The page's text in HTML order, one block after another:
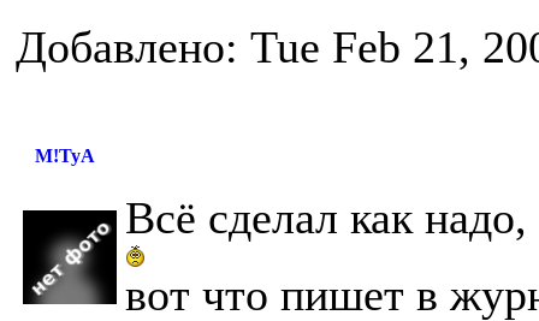
Добавлено: Tue Feb 21,
M!TyA
Всё сделал как
вот что пишет в